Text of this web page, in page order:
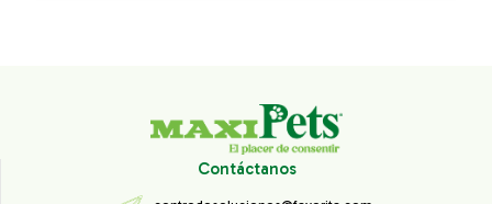
Contáctanos